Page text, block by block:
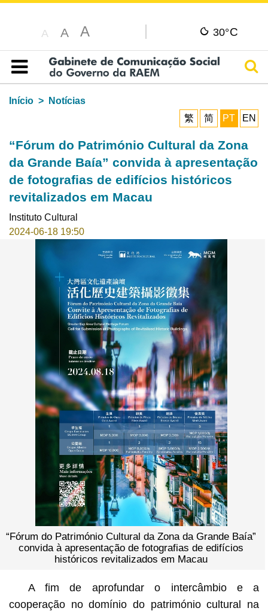
A A A 30°C
Índice
Início
Notícias
繁
简 PT EN
“Fórum do Património Cultural da Zona
da Grande Baía” convida à apresentação
de fotografias de edifícios históricos
revitalizados em Macau
Instituto Cultural
2024-06-18 19:50
“Fórum do Património Cultural da Zona da Grande Baía”
convida à apresentação de fotografias de edifícios
históricos revitalizados em Macau
A fim de aprofundar o intercâmbio e a
cooperação no domínio do património cultural na